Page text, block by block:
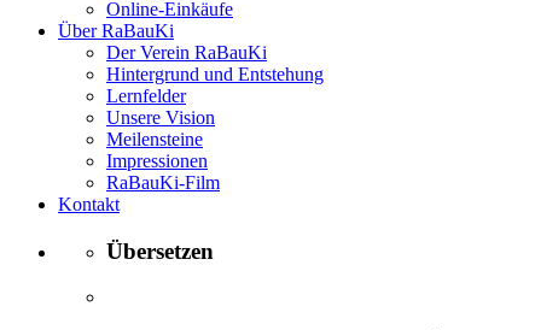
Online-Einkäufe
Über RaBauKi
Der Verein RaBauKi
Hintergrund und Entstehung
Lernfelder
Unsere Vision
Meilensteine
Impressionen
RaBauKi-Film
Kontakt
Übersetzen